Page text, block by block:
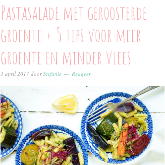
Pastasalade met geroosterde
groente + 5 tips voor meer
groente en minder vlees
3 april 2017doorStefanie Reageer